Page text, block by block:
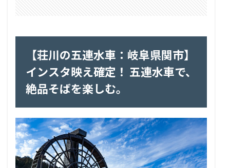
【荘川の五連水車：岐阜県関市】
インスタ映え確定！ 五連水車で、
絶品そばを楽しむ。